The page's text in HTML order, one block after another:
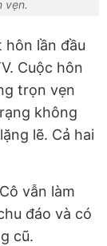
vẹn.
hôn lần đầu
Cuộc hôn
trọn vẹn
không
lẽ. Cả hai
vẫn làm
đáo và có
cũ.